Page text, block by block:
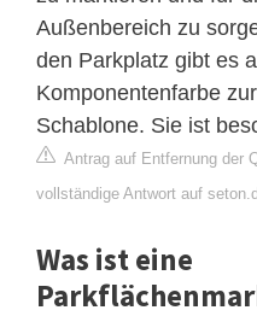
Außenbereich zu
den Parkplatz gibt es
Komponentenfarbe
Schablone. Sie ist
Antrag auf Entfernung der
vollständige Antwort auf
Was ist eine